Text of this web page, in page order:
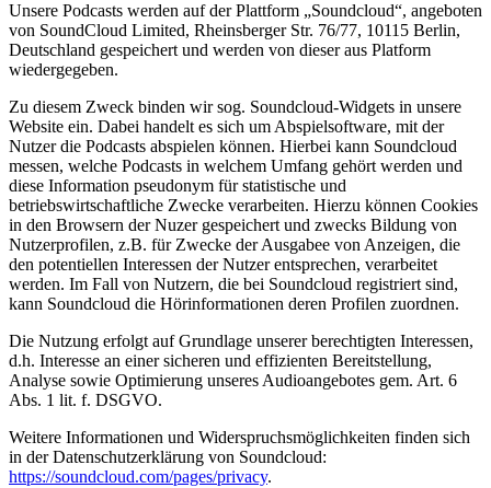
Unsere Podcasts werden auf der Plattform „Soundcloud“, angeboten
von SoundCloud Limited, Rheinsberger Str. 76/77, 10115 Berlin,
Deutschland gespeichert und werden von dieser aus Platform
wiedergegeben.
Zu diesem Zweck binden wir sog. Soundcloud-Widgets in unsere
Website ein. Dabei handelt es sich um Abspielsoftware, mit der
Nutzer die Podcasts abspielen können. Hierbei kann Soundcloud
messen, welche Podcasts in welchem Umfang gehört werden und
diese Information pseudonym für statistische und
betriebswirtschaftliche Zwecke verarbeiten. Hierzu können Cookies
in den Browsern der Nuzer gespeichert und zwecks Bildung von
Nutzerprofilen, z.B. für Zwecke der Ausgabee von Anzeigen, die
den potentiellen Interessen der Nutzer entsprechen, verarbeitet
werden. Im Fall von Nutzern, die bei Soundcloud registriert sind,
kann Soundcloud die Hörinformationen deren Profilen zuordnen.
Die Nutzung erfolgt auf Grundlage unserer berechtigten Interessen,
d.h. Interesse an einer sicheren und effizienten Bereitstellung,
Analyse sowie Optimierung unseres Audioangebotes gem. Art. 6
Abs. 1 lit. f. DSGVO.
Weitere Informationen und Widerspruchsmöglichkeiten finden sich
in der Datenschutzerklärung von Soundcloud:
https://soundcloud.com/pages/privacy.